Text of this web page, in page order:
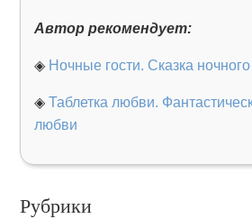
Автор рекомендует:
◈ Ночные гости. Сказка
◈Таблетка любви.
любви
Рубрики